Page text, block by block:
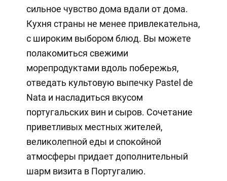
сильное чувство дома вдали от дома.
Кухня страны не менее привлекательна,
с широким выбором блюд. Вы можете
полакомиться свежими
морепродуктами вдоль побережья,
отведать культовую выпечку Pastel de
Nata и насладиться вкусом
португальских вин и сыров. Сочетание
приветливых местных жителей,
великолепной еды и спокойной
атмосферы придает дополнительный
шарм визита в Португалию.